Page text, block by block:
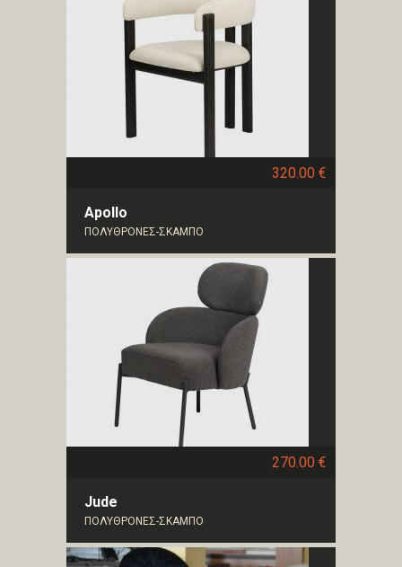
320.00 €
Apollo
ΠΟΛΥΘΡΟΝΕΣ-ΣΚΑΜΠΟ
270.00 €
Jude
ΠΟΛΥΘΡΟΝΕΣ-ΣΚΑΜΠΟ